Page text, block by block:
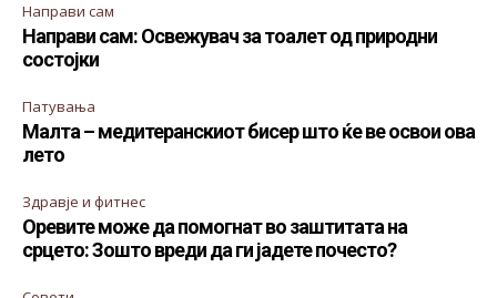
Направи сам
Направи сам: Освежувач за тоалет од природни
состојки
Патувања
Малта – медитеранскиот бисер што ќе ве освои ова
лето
Здравје и фитнес
Оревите може да помогнат во заштитата на
срцето: Зошто вреди да ги јадете почесто?